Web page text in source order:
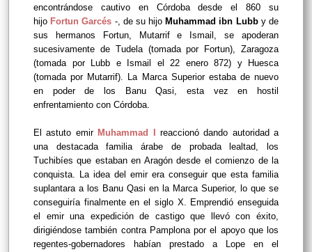
encontrándose cautivo en Córdoba desde el 860 su
hijo Fortun Garcés -, de su hijo Muhammad ibn Lubb y de
sus hermanos Fortun, Mutarrif e Ismail, se apoderan
sucesivamente de Tudela (tomada por Fortun), Zaragoza
(tomada por Lubb e Ismail el 22 enero 872) y Huesca
(tomada por Mutarrif). La Marca Superior estaba de nuevo
en poder de los Banu Qasi, esta vez en hostil
enfrentamiento con Córdoba.
El astuto emir Muhammad I
reaccionó dando autoridad a
una destacada familia árabe de probada lealtad, los
Tuchibíes que estaban en Aragón desde el comienzo de la
conquista. La idea del emir era conseguir que esta familia
suplantara a los Banu Qasi en la Marca Superior, lo que se
conseguiría finalmente en el siglo X. Emprendió enseguida
el emir una expedición de castigo que llevó con éxito,
dirigiéndose también contra Pamplona por el apoyo que los
regentes-gobernadores habían prestado a Lope en el